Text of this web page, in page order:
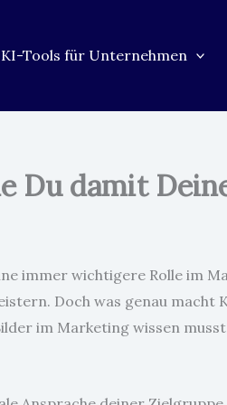
KI-Tools für Unternehmen
Du damit
immer wichtigere Rolle im
Doch was genau
im Marketing wissen